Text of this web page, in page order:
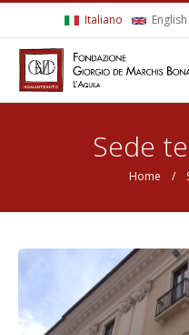
Italiano English
Sede
Tu sei qui
Home /